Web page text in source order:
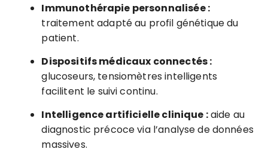
Immunothérapie personnalisée :
traitement adapté au profil génétique du
patient.
Dispositifs médicaux connectés :
glucoseurs, tensiomètres intelligents
facilitent le suivi continu.
Intelligence artificielle clinique :aide au
diagnostic précoce via l’analyse de données
massives.